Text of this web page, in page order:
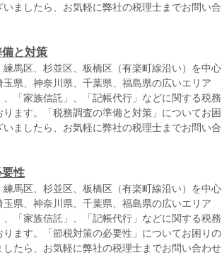
いましたら、お気軽に弊社の税理士までお問い合
と対策
練馬区、杉並区、板橋区（有楽町線沿い）を中心
玉県、神奈川県、千葉県、福島県の広いエリア
、「家族信託」、「記帳代行」などに関する税務
ます。「税務調査の準備と対策」についてお困
いましたら、お気軽に弊社の税理士までお問い合
性
練馬区、杉並区、板橋区（有楽町線沿い）を中心
玉県、神奈川県、千葉県、福島県の広いエリア
、「家族信託」、「記帳代行」などに関する税務
ります。「節税対策の必要性」についてお困りの
したら、お気軽に弊社の税理士までお問い合わせ